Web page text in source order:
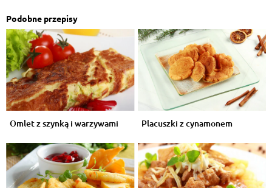
Podobne przepisy
Omlet z szynką i warzywami Placuszki z cynamonem